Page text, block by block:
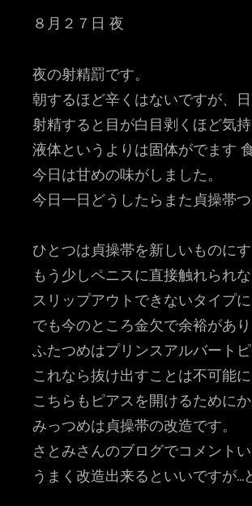
８月２７日 夜
夜の射精罰です。
朝するほど辛くはないですが、
射精すると目が白目剥くほど気
液体というよりは固体がでます
今日は甘めの味がしました。
今日一日どうしたらまた貞操帯
ひとつは貞操帯を新しいものにす
もう少しペニスに直接触れられな
スリップアウトできないタイプに
でも今のところ金欠で余裕があり
ふたつめはプリンスアルバート
これなら抜け出すことは不可能に
こちらもピアスを開けるために
みっつめは貞操帯の改造です。
さとみさんのブログでコメント
うまく改造出来るといいですが…